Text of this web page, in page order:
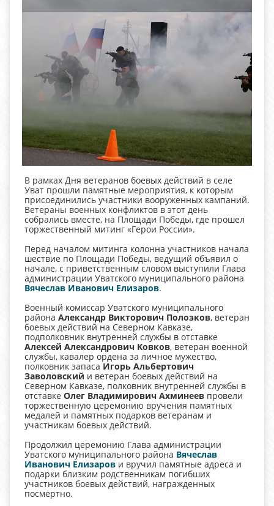
В рамках Дня ветеранов боевых действий в селе
Уват прошли памятные мероприятия, к которым
присоединились участники вооруженных кампаний.
Ветераны военных конфликтов в этот день
собрались вместе, на Площади Победы, где прошел
торжественный митинг «Герои России».
Перед началом митинга колонна участников начала
шествие по Площади Победы, ведущий объявил о
начале, с приветственным словом выступили Глава
администрации Уватского муниципального района
Вячеслав Иванович Елизаров.
Военный комиссар Уватского муниципального
района Александр Викторович Полозков, ветеран
боевых действий на Северном Кавказе,
подполковник внутренней службы в отставке
Алексей Александрович Ковков, ветеран военной
службы, кавалер ордена за личное мужество,
полковник запаса Игорь Альбертович
Заволовский и ветеран боевых действий на
Северном Кавказе, полковник внутренней службы в
отставке Олег Владимирович Ахминеев провели
торжественную церемонию вручения памятных
медалей и памятных подарков ветеранам и
участникам боевых действий.
Продолжил церемонию Глава администрации
Уватского муниципального района Вячеслав
Иванович Елизаров и вручил памятные адреса и
подарки близким родственникам погибших
участников боевых действий, награжденных
посмертно.